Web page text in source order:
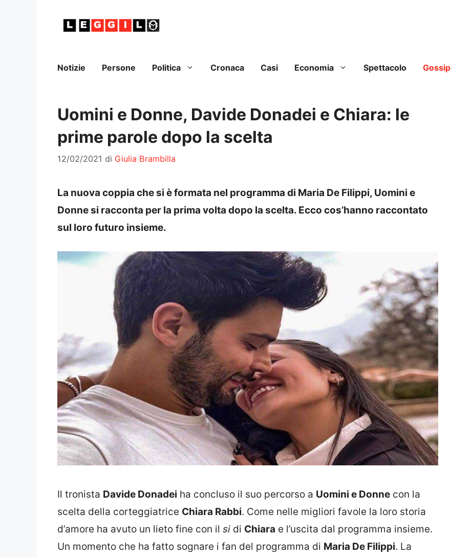
Notizie Persone Politica Cronaca Casi Economia Spettacolo Gossip
Uomini e Donne, Davide Donadei e Chiara: le
prime parole dopo la scelta
12/02/2021 di Giulia Brambilla
La nuova coppia che si è formata nel programma di Maria De Filippi, Uomini e
Donne si racconta per la prima volta dopo la scelta. Ecco cos’hanno raccontato
sul loro futuro insieme.
Il tronista Davide Donadei ha concluso il suo percorso a Uomini e Donne con la
scelta della corteggiatrice Chiara Rabbi. Come nelle migliori favole la loro storia
d’amore ha avuto un lieto fine con il si di Chiara e l’uscita dal programma insieme.
Un momento che ha fatto sognare i fan del programma di Maria De Filippi. La